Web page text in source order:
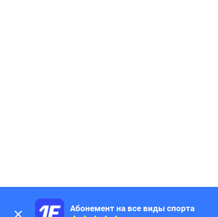
Абонемент на все виды спорта